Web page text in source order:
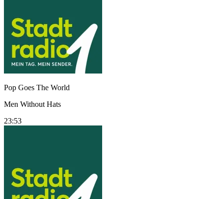
Pop Goes The World
Men Without Hats
23:53